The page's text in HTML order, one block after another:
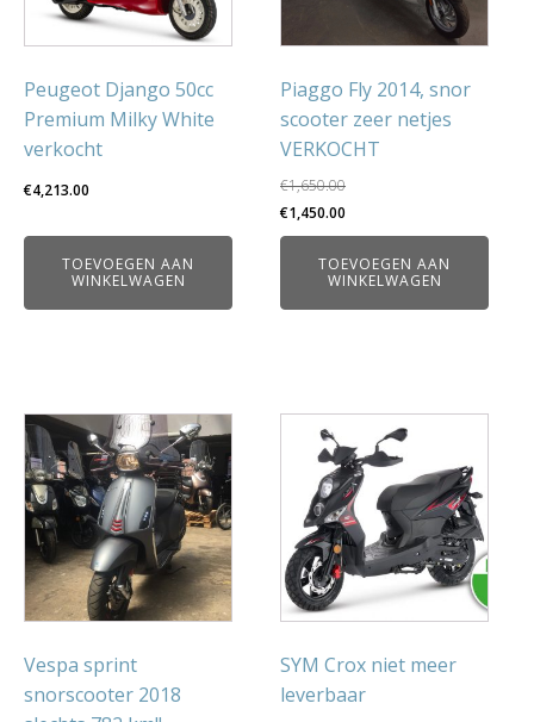
Peugeot Django 50cc
Premium Milky White
verkocht
€4,213.00
TOEVOEGEN AAN
WINKELWAGEN
Piaggo Fly 2014, snor
scooter zeer netjes
VERKOCHT
€1,650.00
Oorspronkelijke
prijs
was:
€1,450.00
prijs
is:
TOEVOEGEN AAN
WINKELWAGEN
Vespa sprint
snorscooter 2018
SYM Crox niet meer
leverbaar
product
heeft
meerdere
variaties.
Deze
optie
gekozen
worden